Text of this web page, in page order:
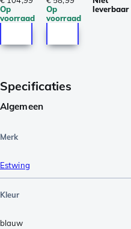
Op
voorraad
Op
voorraad
leverbaar
Specificaties
Algemeen
Merk
Estwing
Kleur
blauw